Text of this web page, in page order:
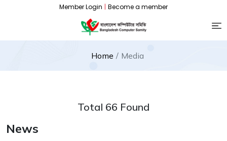
Member Login | Become a member
Home Media
Total 66 Found
News